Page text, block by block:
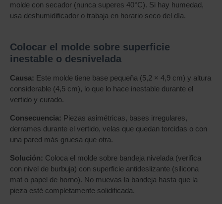
molde con secador (nunca superes 40°C). Si hay humedad,
usa deshumidificador o trabaja en horario seco del día.
Colocar el molde sobre superficie
inestable o desnivelada
Causa: Este molde tiene base pequeña (5,2 × 4,9 cm) y altura
considerable (4,5 cm), lo que lo hace inestable durante el
vertido y curado.
Consecuencia: Piezas asimétricas, bases irregulares,
derrames durante el vertido, velas que quedan torcidas o con
una pared más gruesa que otra.
Solución: Coloca el molde sobre bandeja nivelada (verifica
con nivel de burbuja) con superficie antideslizante (silicona
mat o papel de horno). No muevas la bandeja hasta que la
pieza esté completamente solidificada.